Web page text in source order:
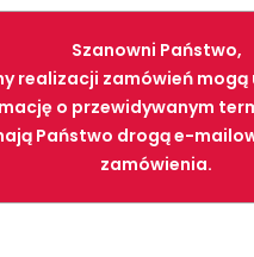
Szanowni Państwo,
realizacji zamówień mogą
o przewidywanym
Państwo drogą e-
zamówienia.